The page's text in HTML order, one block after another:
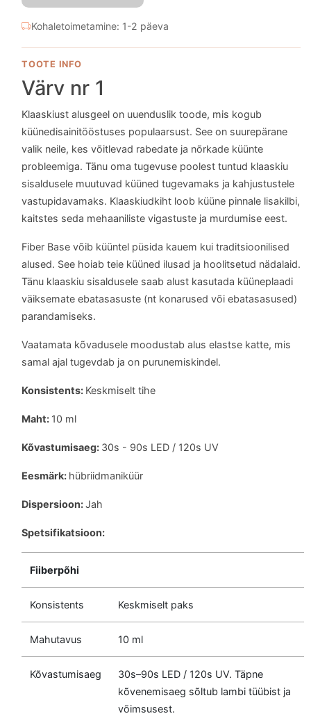
Kohaletoimetamine: 1-2 päeva
TOOTE INFO
Värv nr 1
Klaaskiust alusgeel on uuenduslik toode, mis kogub
küünedisainitööstuses populaarsust. See on suurepärane
valik neile, kes võitlevad rabedate ja nõrkade küünte
probleemiga. Tänu oma tugevuse poolest tuntud klaaskiu
sisaldusele muutuvad küüned tugevamaks ja kahjustustele
vastupidavamaks. Klaaskiudkiht loob küüne pinnale lisakilbi,
kaitstes seda mehaaniliste vigastuste ja murdumise eest.
Fiber Base võib küüntel püsida kauem kui traditsioonilised
alused. See hoiab teie küüned ilusad ja hoolitsetud nädalaid.
Tänu klaaskiu sisaldusele saab alust kasutada küüneplaadi
väiksemate ebatasasuste (nt konarused või ebatasasused)
parandamiseks.
Vaatamata kõvadusele moodustab alus elastse katte, mis
samal ajal tugevdab ja on purunemiskindel.
Konsistents: Keskmiselt tihe
Maht: 10 ml
Kõvastumisaeg: 30s - 90s LED / 120s UV
Eesmärk: hübriidmaniküür
Dispersioon:Jah
Spetsifikatsioon:
Fiiberpõhi
Konsistents Keskmiselt paks
Mahutavus 10 ml
Kõvastumisaeg
30s–90s LED / 120s UV. Täpne
kõvenemisaeg sõltub lambi tüübist ja
võimsusest.